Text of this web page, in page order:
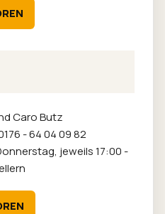
Caro Butz
- 64 04 09 82
jeweils 17:00 -